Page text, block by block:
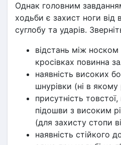
Однак головним
ходьби є захист ноги від
суглобу та ударів.
відстань між
кросівках повинна
наявність високих
шнурівки (ні в
присутність
підошви з високим
(для захисту стопи
наявність стійкого